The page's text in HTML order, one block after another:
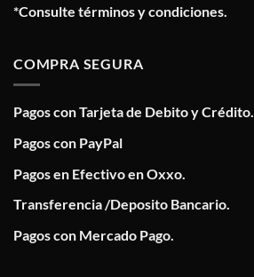
*Consulte términos y condiciones.
COMPRA SEGURA
Pagos con Tarjeta de Debito y Crédito.
Pagos con PayPal
Pagos en Efectivo en Oxxo.
Transferencia /Deposito Bancario.
Pagos con Mercado Pago.